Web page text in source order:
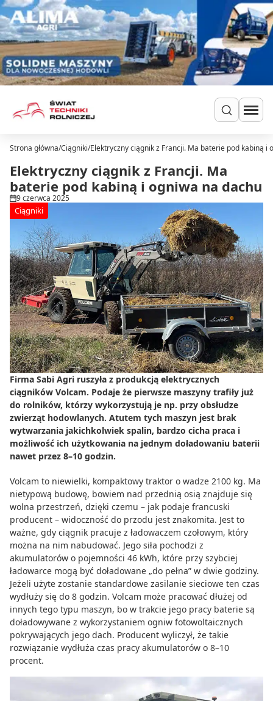
Przejdź do treści
Ciągniki
Ładowarki
Do zielonki
Dla hodowców
Uprawa
Siew i nawożenie
Ochrona i nawadnianie
Transport i przechowywanie
Do zbioru
Rolnictwo precyzyjne
Dealerzy
Ze świata techniki rolniczej
Szukaj
Strona główna/Ciągniki/Elektryczny ciągnik z Francji. Ma baterie pod kabiną i
Elektryczny ciągnik z Francji. Ma
baterie pod kabiną i ogniwa na dachu
9 czerwca 2025
Ciągniki
Firma Sabi Agri ruszyła z produkcją elektrycznych
ciągników Volcam. Podaje że pierwsze maszyny trafiły już
do rolników, którzy wykorzystują je np. przy obsłudze
zwierząt hodowlanych. Atutem tych maszyn jest brak
wytwarzania jakichkolwiek spalin, bardzo cicha praca i
możliwość ich użytkowania na jednym doładowaniu baterii
nawet przez 8–10 godzin.
Volcam to niewielki, kompaktowy traktor o wadze 2100 kg. Ma
nietypową budowę, bowiem nad przednią osią znajduje się
wolna przestrzeń, dzięki czemu – jak podaje francuski
producent – widoczność do przodu jest znakomita. Jest to
ważne, gdy ciągnik pracuje z ładowaczem czołowym, który
można na nim nabudować. Jego siła pochodzi z
akumulatorów o pojemności 46 kWh, które przy szybciej
ładowarce mogą być doładowane „do pełna” w dwie godziny.
Jeżeli użyte zostanie standardowe zasilanie sieciowe ten czas
wydłuży się do 8 godzin. Volcam może pracować dłużej od
innych tego typu maszyn, bo w trakcie jego pracy baterie są
doładowywane z wykorzystaniem ogniw fotowoltaicznych
pokrywających jego dach. Producent wyliczył, że takie
rozwiązanie wydłuża czas pracy akumulatorów o 8–10
procent.